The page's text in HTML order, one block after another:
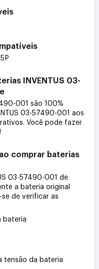
INVENTUS 03-
001 são 100%
03-57490-001 aos
Você pode fazer
comprar baterias
03-57490-001 de
a bateria original
de verificar as
bateria
tensão da bateria